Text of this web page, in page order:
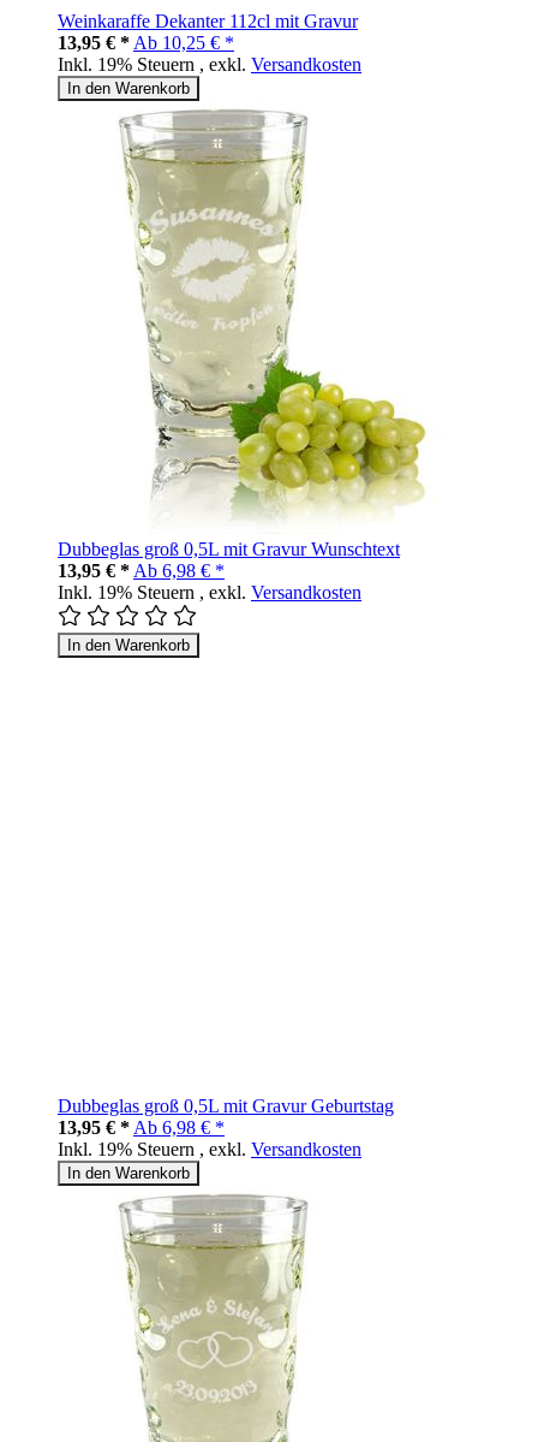
Weinkaraffe Dekanter 112cl mit Gravur
13,95 € * Ab 10,25 € *
Inkl. 19% Steuern , exkl. Versandkosten
In den Warenkorb
Dubbeglas groß 0,5L mit Gravur Wunschtext
13,95 € * Ab 6,98 € *
Inkl. 19% Steuern , exkl. Versandkosten
In den Warenkorb
Dubbeglas groß 0,5L mit Gravur Geburtstag
13,95 € * Ab 6,98 € *
Inkl. 19% Steuern , exkl. Versandkosten
In den Warenkorb